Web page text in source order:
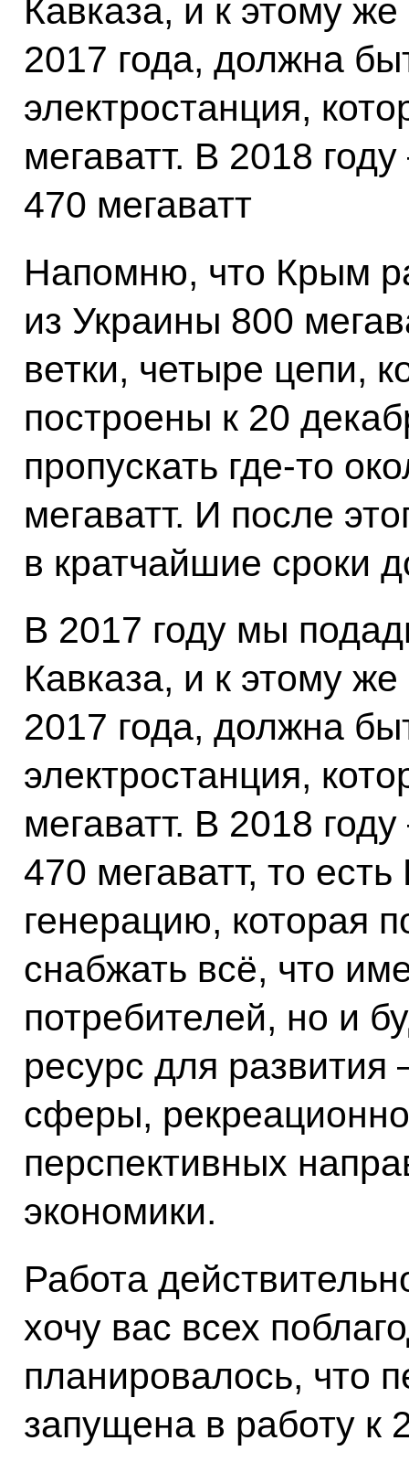
Кавказа, и к этому
2017 года, должна
электростанция,
мегаватт. В 2018
470 мегаватт
Напомню, что Крым
из Украины 800
ветки, четыре цепи,
построены к 20
пропускать где‑то
мегаватт. И после
в кратчайшие сроки
В 2017 году мы
Кавказа, и к этому
2017 года, должна
электростанция,
мегаватт. В 2018
470 мегаватт, то
генерацию, которая
снабжать всё, что
потребителей, но и
ресурс для развития
сферы,
перспективных
экономики.
Работа
хочу вас всех
планировалось, что
запущена в работу к